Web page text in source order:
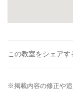
この教室をシェアす
※掲載内容の修正や